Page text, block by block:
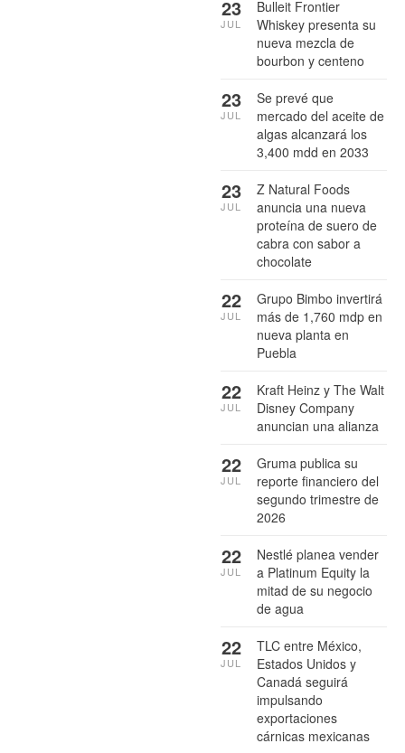
Bulleit Frontier
Whiskey presenta su
nueva mezcla de
bourbon y centeno
23
JUL
Se prevé que
mercado del aceite de
algas alcanzará los
3,400 mdd en 2033
23
JUL
Z Natural Foods
anuncia una nueva
proteína de suero de
cabra con sabor a
chocolate
23
JUL
Grupo Bimbo invertirá
más de 1,760 mdp en
nueva planta en
Puebla
22
JUL
Kraft Heinz y The Walt
Disney Company
anuncian una alianza
22
JUL
Gruma publica su
reporte financiero del
segundo trimestre de
2026
22
JUL
Nestlé planea vender
a Platinum Equity la
mitad de su negocio
de agua
22
JUL
TLC entre México,
Estados Unidos y
Canadá seguirá
impulsando
exportaciones
cárnicas mexicanas
22
JUL